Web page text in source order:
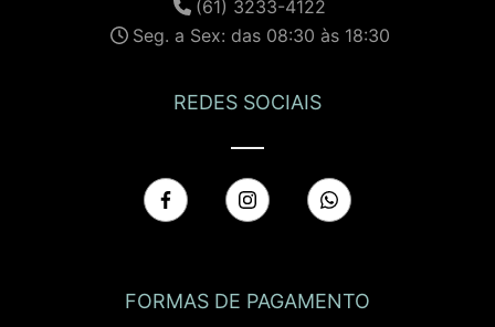
(61) 3233-4122
Seg. a Sex: das 08:30 às 18:30
REDES SOCIAIS
FORMAS DE PAGAMENTO